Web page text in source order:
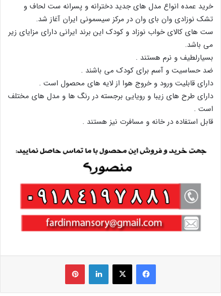
خرید عمده انواع مدل های جدید دخترانه و پسرانه ست لحاف و
تشک نوزادی وان بای وان در مرکز سیسمونی ایران آغاز شد.
ست های کالای خواب نوزاد و کودک این برند ایرانی دارای مزایای زیر
می باشد.
بسیارلطیف و نرم هستند .
ضد حساسیت و آسم برای کودک می باشند .
دارای قابلیت ورود و خروج هوا از لایه های محصول است .
دارای طرح های زیبا و رویایی برجسته در رنگ ها و مدل های مختلف
است .
قابل استفاده در خانه و مسافرت نیز هستند .
فیس بوک X لینکدین ‫پین‌ترست